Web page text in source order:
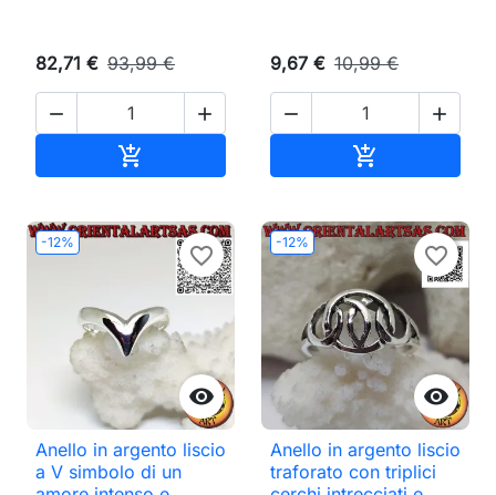
82,71 € 93,99 €
 

9,67 € 10,99 €
 

-12%

favorite_border
Anello in argento liscio
a V simbolo di un
-12%

favorite_border
Anello in argento liscio
traforato con triplici